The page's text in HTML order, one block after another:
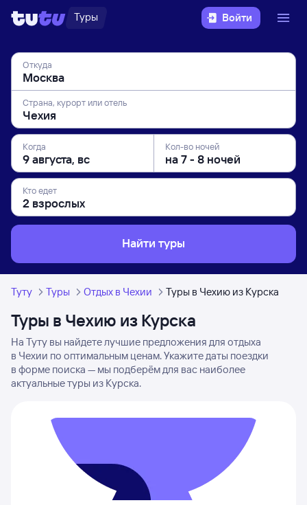
Туры Войти
Откуда
Страна, курорт или отель
Когда Кол-во ночей
Кто едет
Найти туры
Туту Туры Отдых в Чехии Туры в Чехию из Курска
Туры в Чехию из Курска
На Туту вы найдете лучшие предложения для отдыха
в Чехии по оптимальным ценам. Укажите даты поездки
в форме поиска — мы подберём для вас наиболее
актуальные туры из Курска.